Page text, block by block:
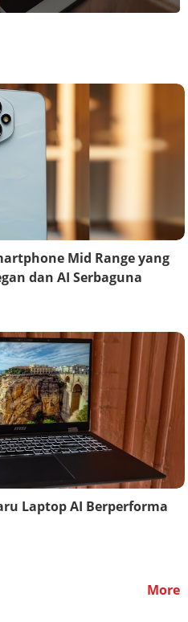
Mid Range yang
dan AI Serbaguna
Laptop AI Berperforma
More